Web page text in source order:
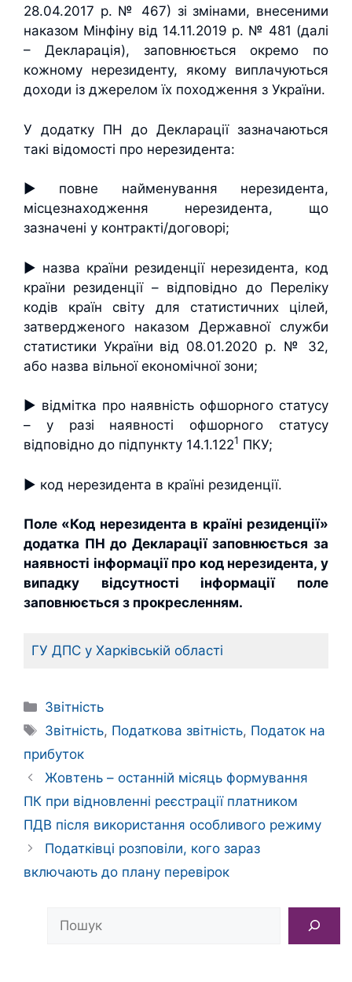
28.04.2017 р. № 467) зі змінами, внесеними
наказом Мінфіну від 14.11.2019 р. № 481 (далі
– Декларація), заповнюється окремо по
кожному нерезиденту, якому виплачуються
доходи із джерелом їх походження з України.
У додатку ПН до Декларації зазначаються
такі відомості про нерезидента:
► повне найменування нерезидента,
місцезнаходження нерезидента, що
зазначені у контракті/договорі;
► назва країни резиденції нерезидента, код
країни резиденції – відповідно до Переліку
кодів країн світу для статистичних цілей,
затвердженого наказом Державної служби
статистики України від 08.01.2020 р. № 32,
або назва вільної економічної зони;
► відмітка про наявність офшорного статусу
– у разі наявності офшорного статусу
відповідно до підпункту 14.1.1221 ПКУ;
► код нерезидента в країні резиденції.
Поле «Код нерезидента в країні резиденції»
додатка ПН до Декларації заповнюється за
наявності інформації про код нерезидента, у
випадку відсутності інформації поле
заповнюється з прокресленням.
ГУ ДПС у Харківській області
Категорії
Звітність
Позначки
Звітність, Податкова звітність, Податок на
прибуток
Жовтень – останній місяць формування
ПК при відновленні реєстрації платником
ПДВ після використання особливого режиму
Податківці розповіли, кого зараз
включають до плану перевірок